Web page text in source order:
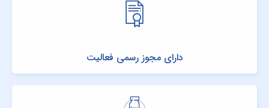
دارای مجوز رسمی فعالیت